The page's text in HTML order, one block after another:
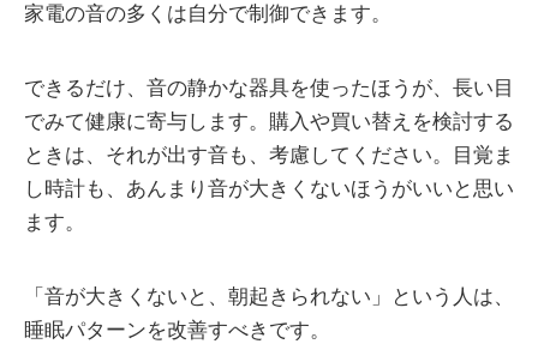
家電の音の多くは自分で制御できます。
できるだけ、音の静かな器具を使ったほうが、長い目
でみて健康に寄与します。購入や買い替えを検討する
ときは、それが出す音も、考慮してください。目覚ま
し時計も、あんまり音が大きくないほうがいいと思い
ます。
「音が大きくないと、朝起きられない」という人は、
睡眠パターンを改善すべきです。